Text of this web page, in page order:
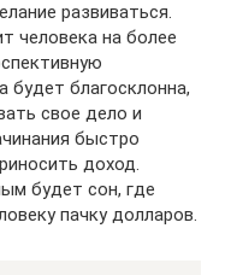
развиваться.
человека на более
благосклонна,
свое дело и
быстро
доход.
будет сон, где
пачку долларов.